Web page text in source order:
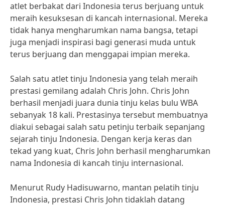
atlet berbakat dari Indonesia terus berjuang untuk
meraih kesuksesan di kancah internasional. Mereka
tidak hanya mengharumkan nama bangsa, tetapi
juga menjadi inspirasi bagi generasi muda untuk
terus berjuang dan menggapai impian mereka.
Salah satu atlet tinju Indonesia yang telah meraih
prestasi gemilang adalah Chris John. Chris John
berhasil menjadi juara dunia tinju kelas bulu WBA
sebanyak 18 kali. Prestasinya tersebut membuatnya
diakui sebagai salah satu petinju terbaik sepanjang
sejarah tinju Indonesia. Dengan kerja keras dan
tekad yang kuat, Chris John berhasil mengharumkan
nama Indonesia di kancah tinju internasional.
Menurut Rudy Hadisuwarno, mantan pelatih tinju
Indonesia, prestasi Chris John tidaklah datang